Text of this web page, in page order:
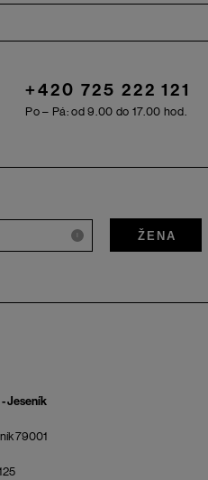
+420 725 222 121
Po – Pá: od 9.00 do 17.00 hod.
i ŽENA
Jeseník
79001